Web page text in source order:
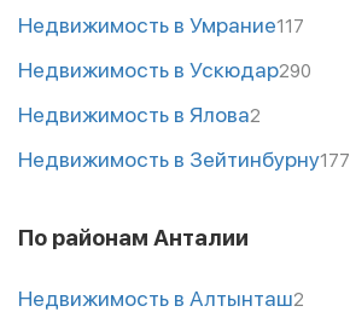
Недвижимость в Умрание117
Недвижимость в Ускюдар290
Недвижимость в Ялова2
Недвижимость в Зейтинбурну177
По районам Анталии
Недвижимость в Алтынташ2